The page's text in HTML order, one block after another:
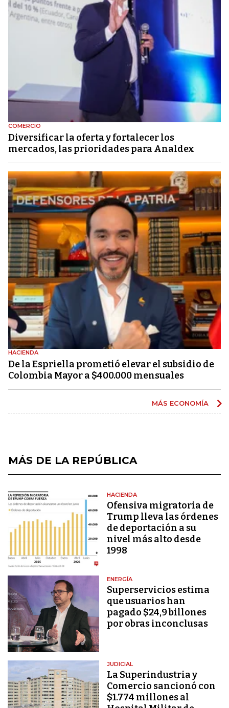
COMERCIO
Diversificar la oferta y fortalecer los
mercados, las prioridades para Analdex
HACIENDA
De la Espriella prometió elevar el subsidio de
Colombia Mayor a $400.000 mensuales
MÁS ECONOMÍA
MÁS DE LA REPÚBLICA
HACIENDA
Ofensiva migratoria de
Trump lleva las órdenes
de deportación a su
nivel más alto desde
1998
ENERGÍA
Superservicios estima
que usuarios han
pagado $24,9 billones
por obras inconclusas
JUDICIAL
La Superindustria y
Comercio sancionó con
$1.774 millones al